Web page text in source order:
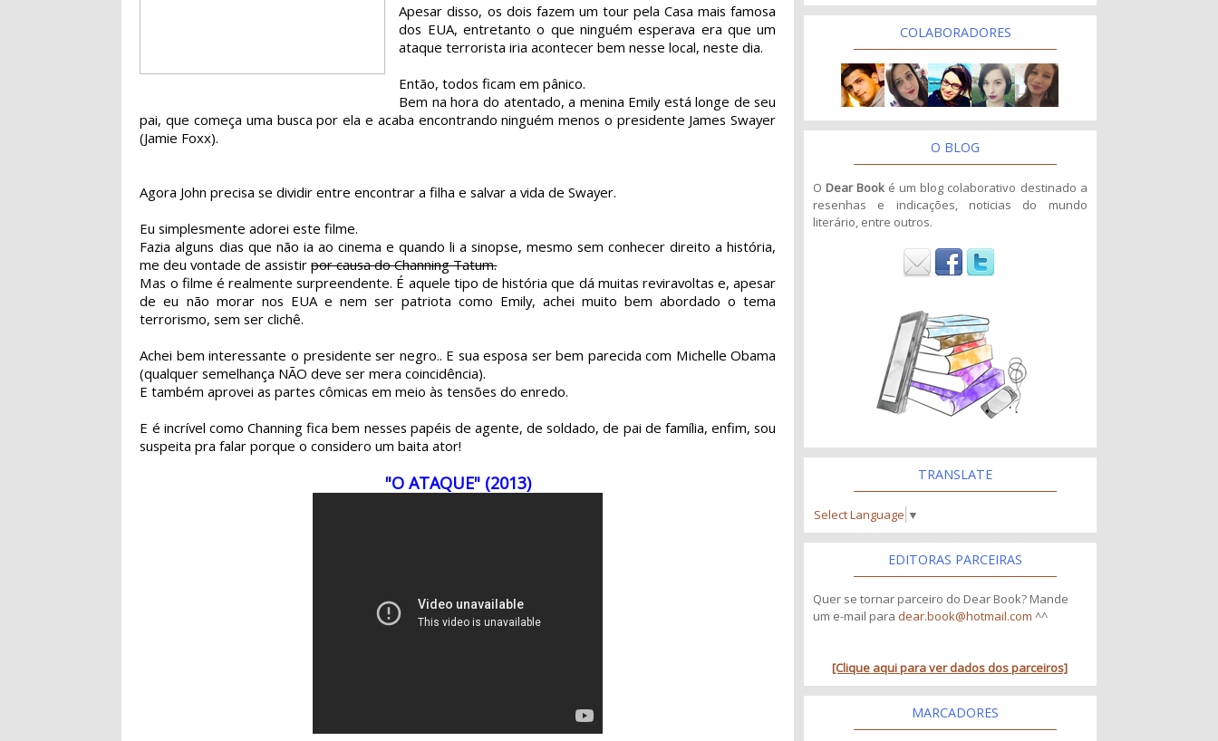
Apesar disso, os dois fazem um tour pela Casa mais famosa
dos EUA, entretanto o que ninguém esperava era que um
ataque terrorista iria acontecer bem nesse local, neste dia.
Então, todos ficam em pânico.
Bem na hora do atentado, a menina Emily está longe de seu
pai, que começa uma busca por ela e acaba encontrando ninguém menos o presidente James Swayer
(Jamie Foxx).
Agora John precisa se dividir entre encontrar a filha e salvar a vida de Swayer.
Eu simplesmente adorei este filme.
Fazia alguns dias que não ia ao cinema e quando li a sinopse, mesmo sem conhecer direito a história,
me deu vontade de assistirpor causa do Channing Tatum.
Mas o filme é realmente surpreendente. É aquele tipo de história que dá muitas reviravoltas e, apesar
de eu não morar nos EUA e nem ser patriota como Emily, achei muito bem abordado o tema
terrorismo, sem ser clichê.
Achei bem interessante o presidente ser negro.. E sua esposa ser bem parecida com Michelle Obama
(qualquer semelhança NÃO deve ser mera coincidência).
E também aprovei as partes cômicas em meio às tensões do enredo.
E é incrível como Channing fica bem nesses papéis de agente, de soldado, de pai de família, enfim, sou
suspeita pra falar porque o considero um baita ator!
"O ATAQUE" (2013)
COLABORADORES
O BLOG
O Dear Book é um blog colaborativo destinado a
resenhas e indicações, noticias do mundo
literário, entre outros.
TRANSLATE
Select Language ▼
EDITORAS PARCEIRAS
Quer se tornar parceiro do Dear Book? Mande
um e-mail para dear.book@hotmail.com ^^
[Clique aqui para ver dados dos parceiros]
MARCADORES